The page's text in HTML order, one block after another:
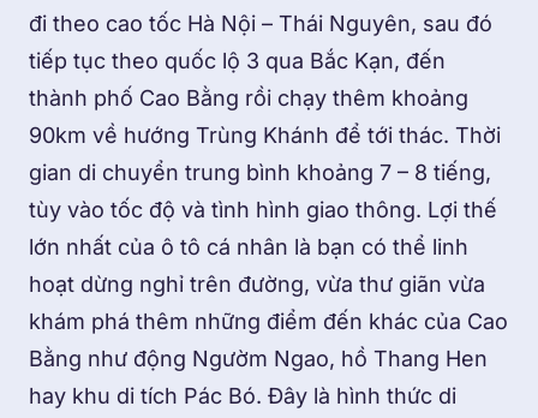
đi theo cao tốc Hà Nội – Thái Nguyên, sau đó
tiếp tục theo quốc lộ 3 qua Bắc Kạn, đến
thành phố Cao Bằng rồi chạy thêm khoảng
90km về hướng Trùng Khánh để tới thác. Thời
gian di chuyển trung bình khoảng 7 – 8 tiếng,
tùy vào tốc độ và tình hình giao thông. Lợi thế
lớn nhất của ô tô cá nhân là bạn có thể linh
hoạt dừng nghỉ trên đường, vừa thư giãn vừa
khám phá thêm những điểm đến khác của Cao
Bằng như động Ngườm Ngao, hồ Thang Hen
hay khu di tích Pác Bó. Đây là hình thức di